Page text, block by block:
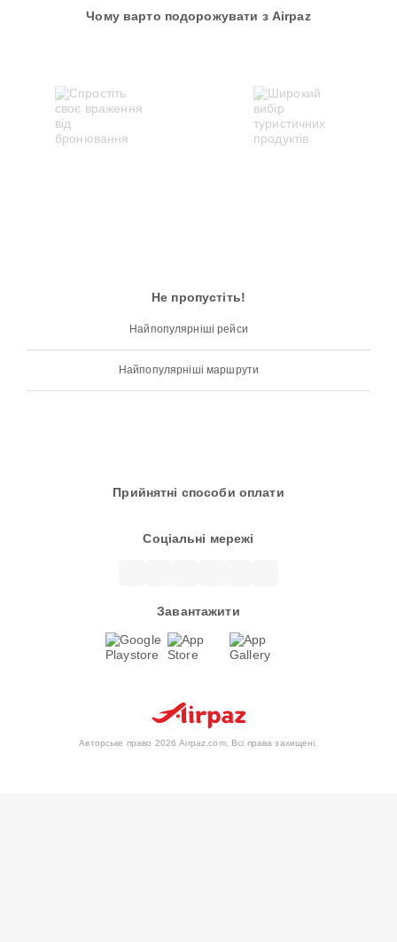
Чому варто подорожувати з Airpaz
Не пропустіть!
Найпопулярніші рейси
Найпопулярніші маршрути
Прийнятні способи оплати
Соціальні мережі
Завантажити
Авторське право 2026 Airpaz.com. Всі права захищені.